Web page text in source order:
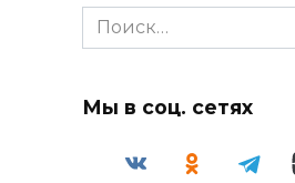
Search
for:
Мы в соц. сетях